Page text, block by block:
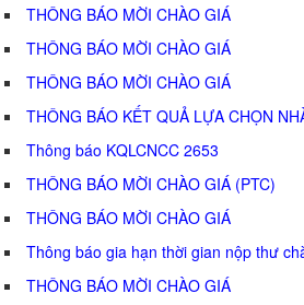
THÔNG BÁO MỜI CHÀO GIÁ
THÔNG BÁO MỜI CHÀO GIÁ
THÔNG BÁO MỜI CHÀO GIÁ
THÔNG BÁO KẾT QUẢ LỰA CHỌN
Thông báo KQLCNCC 2653
THÔNG BÁO MỜI CHÀO GIÁ (PTC)
THÔNG BÁO MỜI CHÀO GIÁ
Thông báo gia hạn thời gian nộp thư
THÔNG BÁO MỜI CHÀO GIÁ